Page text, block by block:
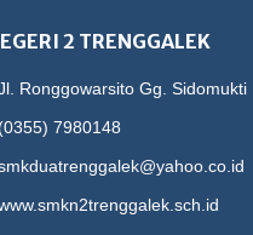
2 TRENGGALEK
Ronggowarsito Gg.
(0355) 7980148